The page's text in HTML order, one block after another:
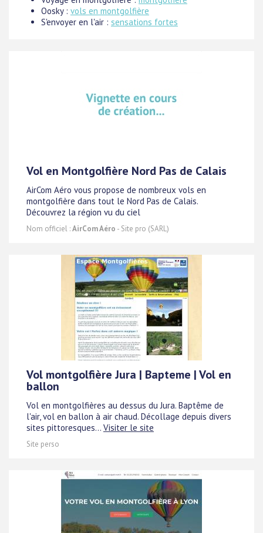
Oosky : vols en montgolfière
S'envoyer en l'air : sensations fortes
Vol en Montgolfière Nord Pas de Calais
AirCom Aéro vous propose de nombreux vols en
montgolfière dans tout le Nord Pas de Calais.
Découvrez la région vu du ciel
Nom officiel :AirCom Aéro - Site pro (SARL)
Vol montgolfière Jura | Bapteme | Vol en
ballon
Vol en montgolfières au dessus du Jura. Baptême de
l'air, vol en ballon à air chaud. Décollage depuis divers
sites pittoresques... Visiter le site
Site perso